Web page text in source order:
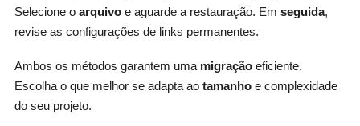
Selecione o arquivoe aguarde a restauração. Em seguida,
revise as configurações de links permanentes.
Ambos os métodos garantem uma migraçãoeficiente.
Escolha o que melhor se adapta ao tamanhoe complexidade
do seu projeto.